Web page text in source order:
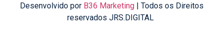
Desenvolvido por B36 Marketing| Todos os Direitos
reservados JRS.DIGITAL